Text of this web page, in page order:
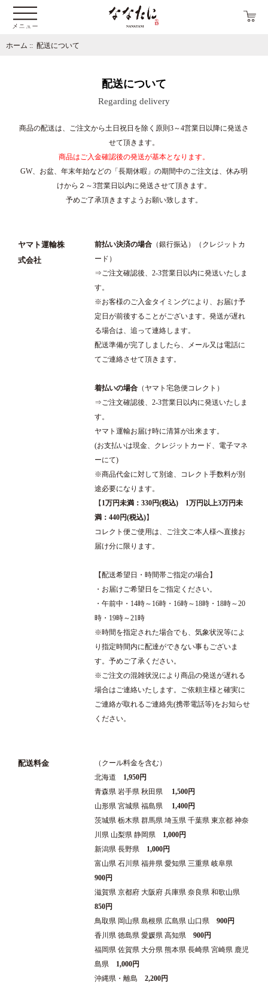
ホーム :: 配送について
配送について
Regarding delivery
商品の配送は、ご注文から土日祝日を除く原則3～4営業日以降に発送さ
せて頂きます。
商品はご入金確認後の発送が基本となります。
GW、お盆、年末年始などの「長期休暇」の期間中のご注文は、休み明
けから２～3営業日以内に発送させて頂きます。
予めご了承頂きますようお願い致します。
ヤマト運輸株
式会社
前払い決済の場合 （銀行振込）（クレジットカ
ード）
⇒ご注文確認後、2-3営業日以内に発送いたしま
す。
※お客様のご入金タイミングにより、お届け予
定日が前後することがございます。発送が遅れ
る場合は、追って連絡します。
配送準備が完了しましたら、メール又は電話に
てご連絡させて頂きます。
着払いの場合 （ヤマト宅急便コレクト）
⇒ご注文確認後、2-3営業日以内に発送いたしま
す。
ヤマト運輸お届け時に清算が出来ます。
(お支払いは現金、クレジットカード、電子マネ
ーにて)
※商品代金に対して別途、コレクト手数料が別
途必要になります。
【 1万円未満：330円(税込) 1万円以上3万円未
満：440円(税込)】
コレクト便ご使用は、ご注文ご本人様へ直接お
届け分に限ります。
【配送希望日・時間帯ご指定の場合】
・お届けご希望日をご指定ください。
・午前中・14時～16時・16時～18時・18時～20
時・19時～21時
※時間を指定された場合でも、気象状況等によ
り指定時間内に配達ができない事もございま
す。予めご了承ください。
※ご注文の混雑状況により商品の発送が遅れる
場合はご連絡いたします。ご依頼主様と確実に
ご連絡が取れるご連絡先(携帯電話等)をお知らせ
ください。
配送料金
（クール料金を含む）
北海道 1,950円
青森県 岩手県 秋田県 1,500円
山形県 宮城県 福島県 1,400円
茨城県 栃木県 群馬県 埼玉県 千葉県 東京都 神奈
川県 山梨県 静岡県 1,000円
新潟県 長野県 1,000円
富山県 石川県 福井県 愛知県 三重県 岐阜県
900円
滋賀県 京都府 大阪府 兵庫県 奈良県 和歌山県
850円
鳥取県 岡山県 島根県 広島県 山口県 900円
香川県 徳島県 愛媛県 高知県 900円
福岡県 佐賀県 大分県 熊本県 長崎県 宮崎県 鹿児
島県 1,000円
沖縄県・離島 2,200円